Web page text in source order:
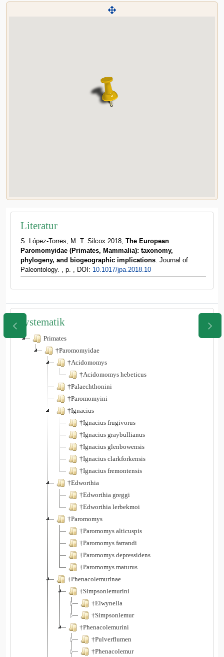
Literatur
S. López-Torres, M. T. Silcox 2018, The European
Paromomyidae (Primates, Mammalia): taxonomy,
phylogeny, and biogeographic implications. Journal of
Paleontology. , p. , DOI: 10.1017/jpa.2018.10
Systematik
Primates
†Paromomyidae
†Acidomomys
†Acidomomys hebeticus
†Palaechthonini
†Paromomyini
†Ignacius
†Ignacius frugivorus
†Ignacius graybullianus
†Ignacius glenbowensis
†Ignacius clarkforkensis
†Ignacius fremontensis
†Edworthia
†Edworthia greggi
†Edworthia lerbekmoi
†Paromomys
†Paromomys alticuspis
†Paromomys farrandi
†Paromomys depressidens
†Paromomys maturus
†Phenacolemurinae
†Simpsonlemurini
†Elwynella
†Simpsonlemur
†Phenacolemurini
†Pulverflumen
†Phenacolemur